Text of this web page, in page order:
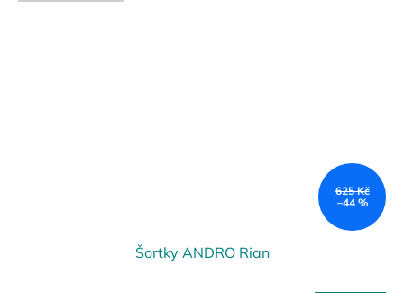
625 Kč
–44 %
Šortky ANDRO Rian